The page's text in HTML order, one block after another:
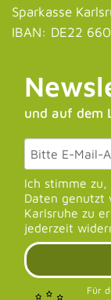
Sparkasse
IBAN: DE22
und auf dem
Ich stimme zu,
Daten genutzt
Karlsruhe zu
jederzeit
Für